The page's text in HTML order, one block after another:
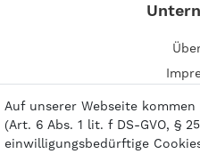
Auf unserer Webseite
(Art. 6 Abs. 1 lit. f DS-GVO, §
einwilligungsbedürftige